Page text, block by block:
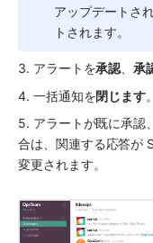
アップデートさ
トされます。
3. アラートを承認、承
4. 一括通知を閉じます。
5. アラートが既に承認
合は、関連する応答が
変更されます。